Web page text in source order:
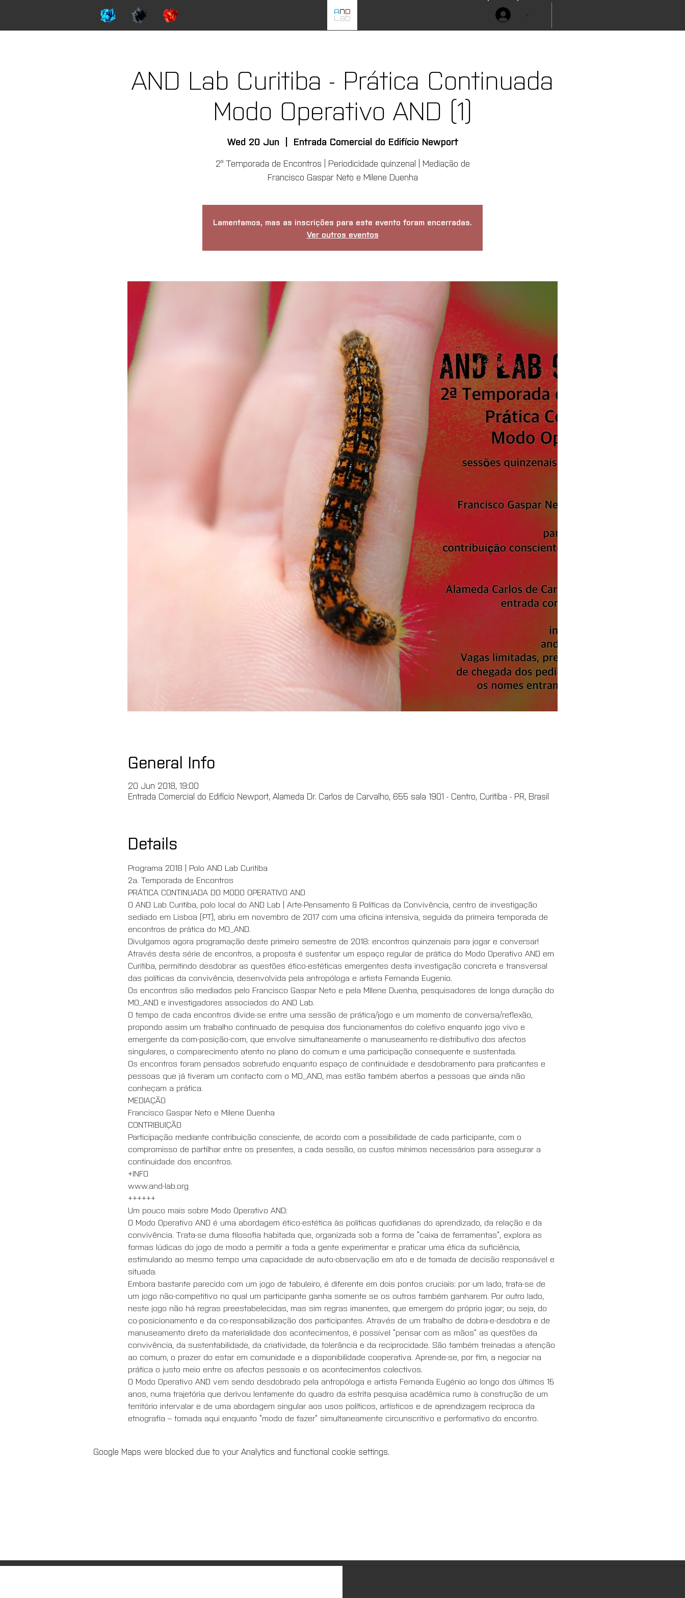
>
AND Lab Curitiba - Prática Continuada
Modo Operativo AND (1)
Wed 20 Jun
  |
Entrada Comercial do Edifício Newport
2ª Temporada de Encontros | Periodicidade quinzenal | Mediação de
Francisco Gaspar Neto e Milene Duenha
Lamentamos, mas as inscrições para este evento foram encerradas.
Ver outros eventos
General Info
20 Jun 2018, 19:00
Entrada Comercial do Edifício Newport, Alameda Dr. Carlos de Carvalho, 655 sala 1901 - Centro, Curitiba - PR, Brasil
Details
Programa 2018 | Polo AND Lab Curitiba
2a. Temporada de Encontros
PRÁTICA CONTINUADA DO MODO OPERATIVO AND
O AND Lab Curitiba, polo local do AND Lab | Arte-Pensamento & Políticas da Convivência, centro de investigação
sediado em Lisboa (PT), abriu em novembro de 2017 com uma oficina intensiva, seguida da primeira temporada de
encontros de prática do MO_AND.
Divulgamos agora programação deste primeiro semestre de 2018: encontros quinzenais para jogar e conversar!
Através desta série de encontros, a proposta é sustentar um espaço regular de prática do Modo Operativo AND em
Curitiba, permitindo desdobrar as questões ético-estéticas emergentes desta investigação concreta e transversal
das políticas da convivência, desenvolvida pela antropóloga e artista Fernanda Eugenio.
Os encontros são mediados pelo Francisco Gaspar Neto e pela MIlene Duenha, pesquisadores de longa duração do
MO_AND e investigadores associados do AND Lab.
O tempo de cada encontros divide-se entre uma sessão de prática/jogo e um momento de conversa/reflexão,
propondo assim um trabalho continuado de pesquisa dos funcionamentos do coletivo enquanto jogo vivo e
emergente da com-posição-com, que envolve simultaneamente o manuseamento re-distributivo dos afectos
singulares, o comparecimento atento no plano do comum e uma participação consequente e sustentada.
Os encontros foram pensados sobretudo enquanto espaço de continuidade e desdobramento para praticantes e
pessoas que já tiveram um contacto com o MO_AND, mas estão também abertos a pessoas que ainda não
conheçam a prática.
MEDIAÇÃO
Francisco Gaspar Neto e Milene Duenha
CONTRIBUIÇÃO
Participação mediante contribuição consciente, de acordo com a possibilidade de cada participante, com o
compromisso de partilhar entre os presentes, a cada sessão, os custos mínimos necessários para assegurar a
continuidade dos encontros.
+INFO
www.and-lab.org
++++++
Um pouco mais sobre Modo Operativo AND:
O Modo Operativo AND é uma abordagem ético-estética às políticas quotidianas do aprendizado, da relação e da
convivência. Trata-se duma filosofia habitada que, organizada sob a forma de “caixa de ferramentas”, explora as
formas lúdicas do jogo de modo a permitir a toda a gente experimentar e praticar uma ética da suficiência,
estimulando ao mesmo tempo uma capacidade de auto-observação em ato e de tomada de decisão responsável e
situada.
Embora bastante parecido com um jogo de tabuleiro, é diferente em dois pontos cruciais: por um lado, trata-se de
um jogo não-competitivo no qual um participante ganha somente se os outros também ganharem. Por outro lado,
neste jogo não há regras preestabelecidas, mas sim regras imanentes, que emergem do próprio jogar; ou seja, do
co-posicionamento e da co-responsabilização dos participantes. Através de um trabalho de dobra-e-desdobra e de
manuseamento direto da materialidade dos acontecimentos, é possível “pensar com as mãos” as questões da
convivência, da sustentabilidade, da criatividade, da tolerância e da reciprocidade. São também treinadas a atenção
ao comum, o prazer do estar em comunidade e a disponibilidade cooperativa. Aprende-se, por fim, a negociar na
prática o justo meio entre os afectos pessoais e os acontecimentos colectivos.
O Modo Operativo AND vem sendo desdobrado pela antropóloga e artista Fernanda Eugénio ao longo dos últimos 15
anos, numa trajetória que derivou lentamente do quadro da estrita pesquisa acadêmica rumo à construção de um
território intervalar e de uma abordagem singular aos usos políticos, artísticos e de aprendizagem recíproca da
etnografia – tomada aqui enquanto “modo de fazer” simultaneamente circunscritivo e performativo do encontro.
Google Maps were blocked due to your Analytics and functional cookie settings.